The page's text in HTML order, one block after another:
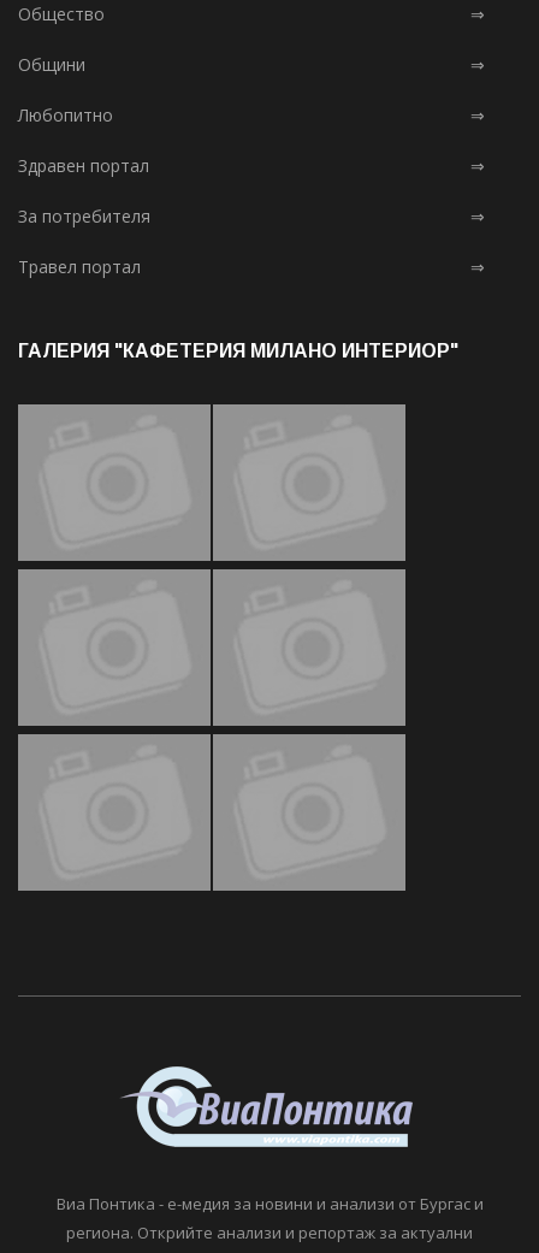
Общество ⇒
Общини ⇒
Любопитно ⇒
Здравен портал ⇒
За потребителя ⇒
Травел портал ⇒
ГАЛЕРИЯ "КАФЕТЕРИЯ МИЛАНО ИНТЕРИОР"
Виа Понтика - е-медия за новини и анализи от Бургас и
региона. Открийте анализи и репортаж за актуални